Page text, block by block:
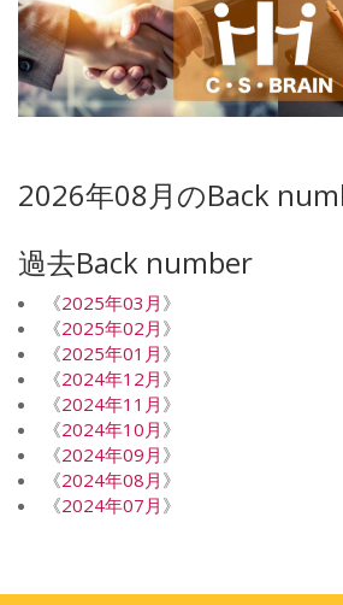
2026年08月のBack
過去Back number
《2025年03月 》
《2025年02月 》
《2025年01月 》
《2024年12月 》
《2024年11月 》
《2024年10月 》
《2024年09月 》
《2024年08月 》
《2024年07月 》